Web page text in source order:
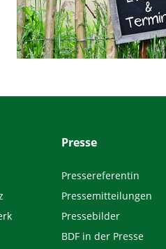
Presse
Pressereferentin
Pressemitteilungen
Pressebilder
BDF in der Presse